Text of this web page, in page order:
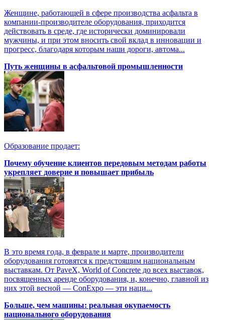
Женщине, работающей в сфере производства асфальта в
компании-производителе оборудования, приходится
действовать в среде, где исторически доминировали
мужчины, и при этом вносить свой вклад в инновации и
прогресс, благодаря которым наши дороги, автома...
Путь женщины в асфальтовой промышленности
Образование продает:
Почему обучение клиентов передовым методам работы
укрепляет доверие и повышает прибыль
В это время года, в феврале и марте, производители
оборудования готовятся к предстоящим национальным
выставкам. От PaveX, World of Concrete до всех выставок,
посвященных аренде оборудования, и, конечно, главной из
них этой весной — ConExpo — эти наци...
Больше, чем машины: реальная окупаемость
национального оборудования